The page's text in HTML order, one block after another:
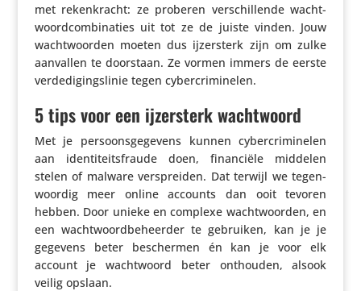
met reken­kracht: ze proberen verschil­lende wacht­
woord­com­bi­na­ties uit tot ze de juiste vinden. Jouw
wacht­woorden moeten dus ijzer­sterk zijn om zulke
aanvallen te doorstaan. Ze vormen immers de eerste
verde­di­gings­linie tegen cybercriminelen.
5 tips voor een ijzersterk wachtwoord
Met je persoons­ge­ge­vens kunnen cyber­cri­mi­nelen
aan iden­ti­teits­fraude doen, finan­ciële middelen
stelen of malware verspreiden. Dat terwijl we tegen­
woordig meer online accounts dan ooit tevoren
hebben. Door unieke en complexe wacht­woorden, en
een wacht­woord­be­heerder te gebruiken, kan je je
gegevens beter beschermen én kan je voor elk
account je wacht­woord beter onthouden, alsook
veilig opslaan.